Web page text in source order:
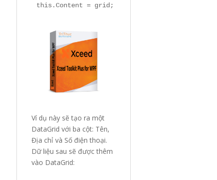
this .Content = grid;
Ví dụ này sẽ tạo ra một
DataGrid với ba cột: Tên,
Địa chỉ và Số điện thoại.
Dữ liệu sau sẽ được thêm
vào DataGrid: